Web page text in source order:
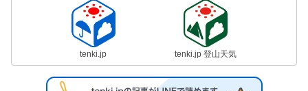
tenki.jp tenki.jp 登山天気